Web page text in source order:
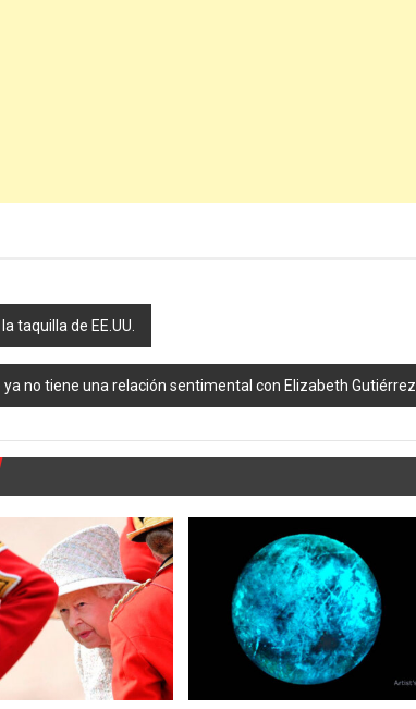
taquilla de EE.UU.
no tiene una relación sentimental con Elizabeth Gutiérrez